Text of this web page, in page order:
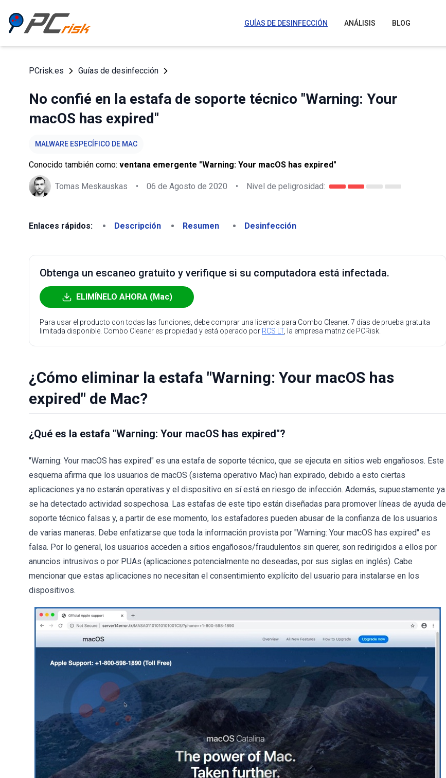
GUÍAS DE DESINFECCIÓN ANÁLISIS BLOG
PCrisk.es Guías de desinfección
No confié en la estafa de soporte técnico "Warning: Your
macOS has expired"
MALWARE ESPECÍFICO DE MAC
Conocido también como: ventana emergente "Warning: Your macOS has expired"
Tomas Meskauskas • 06 de Agosto de 2020 • Nivel de peligrosidad:
Enlaces rápidos: Descripción Resumen Desinfección
Obtenga un escaneo gratuito y verifique si su computadora está infectada.
ELIMÍNELO AHORA (Mac)
Para usar el producto con todas las funciones, debe comprar una licencia para Combo Cleaner. 7 días de prueba gratuita
limitada disponible. Combo Cleaner es propiedad y está operado por RCS LT, la empresa matriz de PCRisk.
¿Cómo eliminar la estafa "Warning: Your macOS has
expired" de Mac?
¿Qué es la estafa "Warning: Your macOS has expired"?
"Warning: Your macOS has expired" es una estafa de soporte técnico, que se ejecuta en sitios web engañosos. Este
esquema afirma que los usuarios de macOS (sistema operativo Mac) han expirado, debido a esto ciertas
aplicaciones ya no estarán operativas y el dispositivo en sí está en riesgo de infección. Además, supuestamente ya
se ha detectado actividad sospechosa. Las estafas de este tipo están diseñadas para promover líneas de ayuda de
soporte técnico falsas y, a partir de ese momento, los estafadores pueden abusar de la confianza de los usuarios
de varias maneras. Debe enfatizarse que toda la información provista por "Warning: Your macOS has expired" es
falsa. Por lo general, los usuarios acceden a sitios engañosos/fraudulentos sin querer, son redirigidos a ellos por
anuncios intrusivos o por PUAs (aplicaciones potencialmente no deseadas, por sus siglas en inglés). Cabe
mencionar que estas aplicaciones no necesitan el consentimiento explícito del usuario para instalarse en los
dispositivos.